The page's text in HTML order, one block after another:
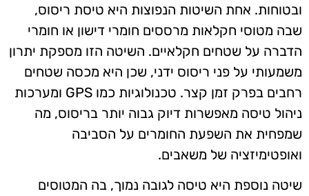
ובטוחות. אחת השיטות הנפוצות היא טיסת ריסוס,
שבה מטוסי חקלאות מרססים חומרי דישון או חומרי
הדברה על שטחים חקלאיים. השיטה הזו מספקת יתרון
משמעותי על פני ריסוס ידני, שכן היא מכסה שטחים
רחבים בפרק זמן קצר. טכנולוגיות כמו GPS ומערכות
ניהול טיסה מאפשרות דיוק גבוה יותר בריסוס, מה
שמפחית את השפעת החומרים על הסביבה
ואופטימיזציה של משאבים.
שיטה נוספת היא טיסה לגובה נמוך, בה המטוסים